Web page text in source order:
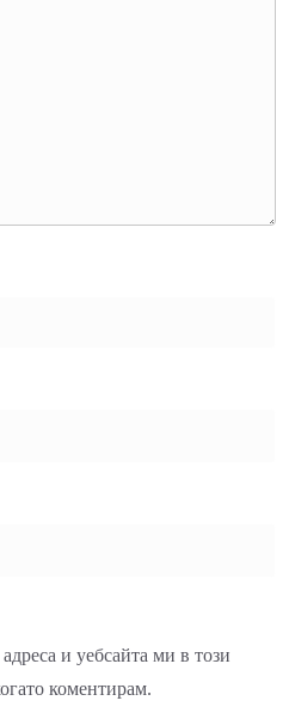
и уебсайта ми в този
коментирам.